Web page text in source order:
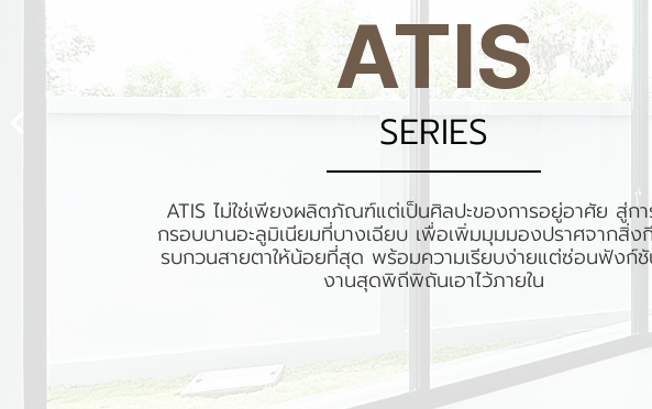
ATIS
SERIES
ATIS ไม่ใช่เพียงผลิตภัณฑ์แต่เป็นศิลปะของการอยู่อาศัย สู่ก
กรอบบานอะลูมิเนียมที่บางเฉียบ เพื่อเพิ่มมุมมองปราศจากสิ่ง
รบกวนสายตาให้น้อยที่สุด พร้อมความเรียบง่ายแต่ซ่อนฟังก์ชั
งานสุดพิถีพิถันเอาไว้ภายใน